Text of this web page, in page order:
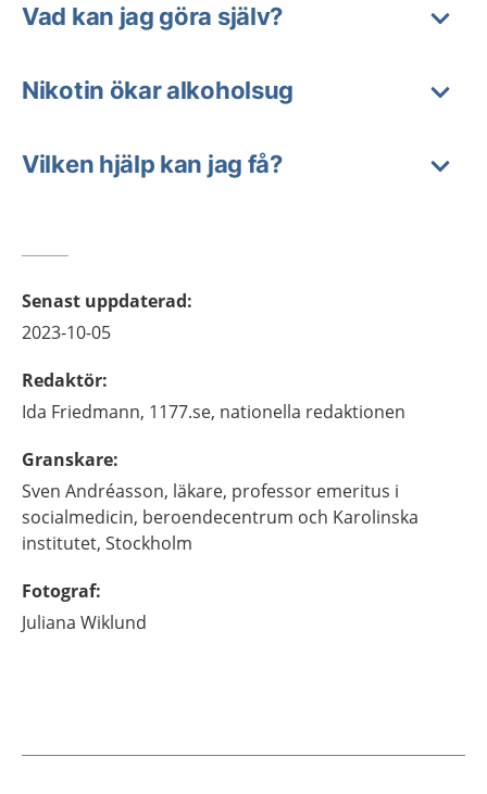
Vad kan jag göra själv?
Nikotin ökar alkoholsug
Vilken hjälp kan jag få?
Senast uppdaterad:
2023-10-05
Redaktör:
Ida Friedmann, 1177.se, nationella redaktionen
Granskare:
Sven Andréasson, läkare, professor emeritus i
socialmedicin, beroendecentrum och Karolinska
institutet, Stockholm
Fotograf:
Juliana Wiklund